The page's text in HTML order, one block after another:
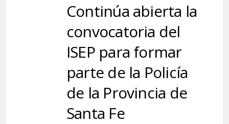
Continúa abierta la
convocatoria del
ISEP para formar
parte de la Policía
de la Provincia de
Santa Fe